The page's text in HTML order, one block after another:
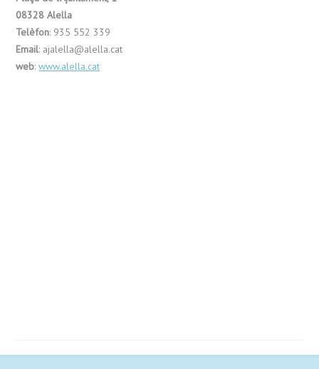
08328 Alella
Telèfon: 935 552 339
Email: ajalella@alella.cat
web:www.alella.cat